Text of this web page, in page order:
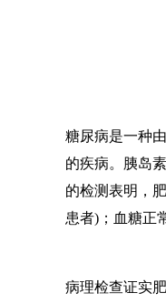
糖尿病是一种
的疾病。胰岛
的检测表明，
患者)；血糖正
病理检查证实